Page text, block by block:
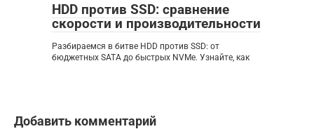
HDD против SSD: сравнение
скорости и производительности
Разбираемся в битве HDD против SSD: от
бюджетных SATA до быстрых NVMe. Узнайте, как
Добавить комментарий